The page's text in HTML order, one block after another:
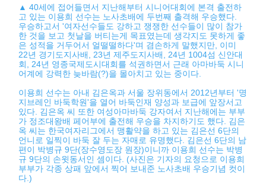
▲ 40세에 접어들면서 지난해부터 시니어대회에 본격 출전하
고 있는 이용희 선수는 노사초배에 두번째 출격해 우승했다.
우승하고서 '여자선수들도 강하고 쟁쟁한 선수들이 많이 참가
한 것을 보고 첫날을 버티는게 목표였는데 생각지도 못하게 좋
은 성적을 거두어서 얼떨떨하다'며 겸손하게 말했지만, 이미
22년 경기도지사배, 23년 제주도지사배, 24년 1004섬 신안대
회, 24년 영종국제도시대회를 석권하면서 근래 아마바둑 시니
어계에 강력한 늦바람(?)을 몰아치고 있는 중이다.
이용희 선수는 아내 김은옥과 서울 장위동에서 2012년부터 '명
지브레인 바둑학원'을 열어 바둑인재 양성과 보급에 앞장서고
있다. 김은옥 씨 또한 여성아마바둑 강자여서 지난해에는 부부
가 정조대왕배 페어부에 출전해 우승을 차지하기도 했다. 김은
옥 씨는 한국여자리그에서 맹활약을 하고 있는 김은선 6단의
언니로 일찍이 바둑 잘 두는 자매로 유명했다. 김은선 6단의 남
편이 박병규 9단(장수영도장 원장)이니까 이용희 선수는 박병
규 9단의 손윗동서인 셈이다. (사진은 기자의 요청으로 이용희
부부가 각종 상패 앞에서 찍어 보내준 노사초배 우승기념 컷이
다.)